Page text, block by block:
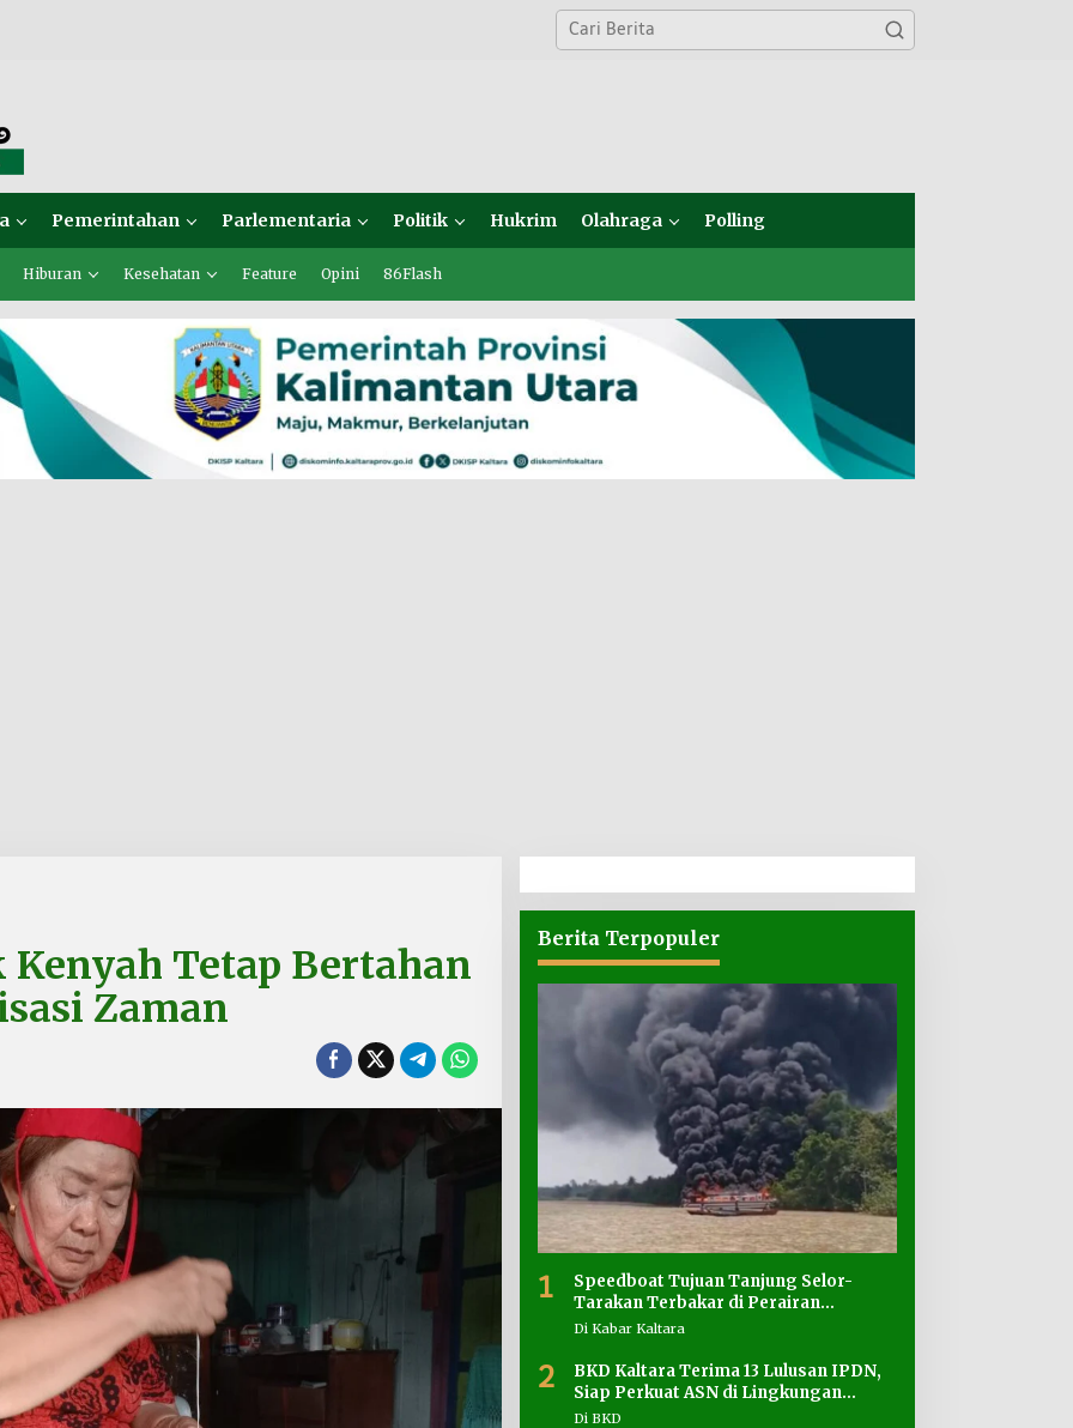
Pemerintahan Parlementaria Politik Hukrim Olahraga Polling
Hiburan Kesehatan Feature Opini 86Flash
Kenyah Tetap Bertahan
Zaman
Berita Terpopuler
1
Speedboat Tujuan Tanjung Selor-
Tarakan Terbakar di Perairan
Salimbatu
Di Kabar Kaltara
2
BKD Kaltara Terima 13 Lulusan IPDN,
Siap Perkuat ASN di Lingkungan
Pemprov
Di BKD